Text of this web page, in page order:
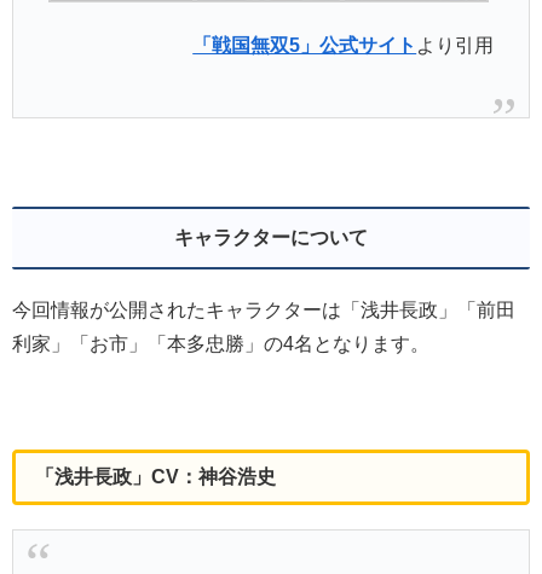
「戦国無双5」公式サイト より引用
キャラクターについて
今回情報が公開されたキャラクターは「浅井長政」「前田
利家」「お市」「本多忠勝」の4名となります。
「浅井長政」CV：神谷浩史